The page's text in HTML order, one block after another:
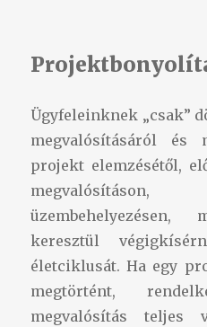
Ügyfeleinknek „csak”
megvalósításáról
projekt elemzésétől,
üzembehelyezésen,
keresztül
életciklusát. Ha egy
megtörtént,
megvalósítás teljes